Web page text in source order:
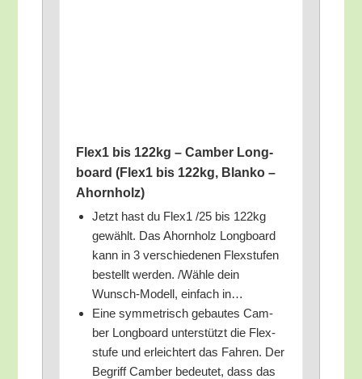
Flex1 bis 122kg – Cam­ber Long­
board (Flex1 bis 122kg, Blan­ko –
Ahornholz)
Jetzt hast du Flex1 /​25 bis 122kg
gewählt. Das Ahorn­holz Long­board
kann in 3 ver­schie­de­nen Flex­stu­fen
bestellt wer­den. /​Wäh­le dein
Wunsch-Modell, ein­fach in…
Eine sym­me­trisch gebau­tes Cam­
ber Long­board unter­stützt die Flex­
stu­fe und erleich­tert das Fah­ren. Der
Begriff Cam­ber bedeu­tet, dass das